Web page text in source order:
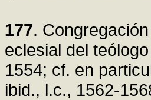
177.
eclesial del teólogo
1554; cf. en
ibid., l.c., 1562-